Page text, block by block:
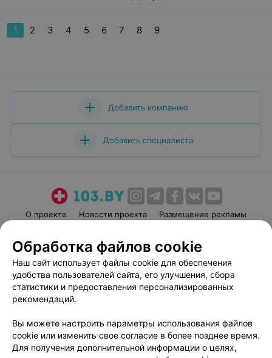
1 2 3 4 5 6 7 8 9
Добавить компанию
Добавить специалиста
О проекте Новости проекта
Размещение рекламы
Пользовательское соглашение
Способы оплаты
Вакансии
Партнеры
Написать руководителю 103.by
Обработка персональных данных
Обработка файлов cookie
Наш сайт использует файлы cookie для обеспечения
удобства пользователей сайта, его улучшения, сбора
статистики и предоставления персонализированных
рекомендаций.
Вы можете настроить параметры использования файлов
cookie или изменить свое согласие в более позднее время.
Для получения дополнительной информации о целях,